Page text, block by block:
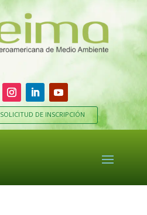
SOLICITUD DE INSCRIPCIÓN